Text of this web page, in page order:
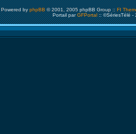
Powered byphpBB© 2001, 2005 phpBB Group ::FI
Portail parGFPortal:: ©SériesTélé -